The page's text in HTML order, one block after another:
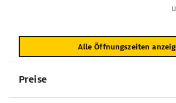
Alle Öffnungszeiten
Preise